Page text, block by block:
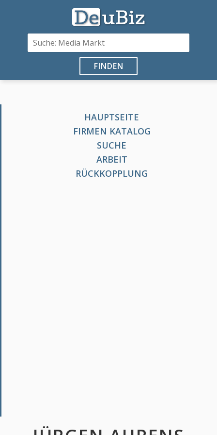
FINDEN
HAUPTSEITE
FIRMEN KATALOG
SUCHE
ARBEIT
RÜCKKOPPLUNG